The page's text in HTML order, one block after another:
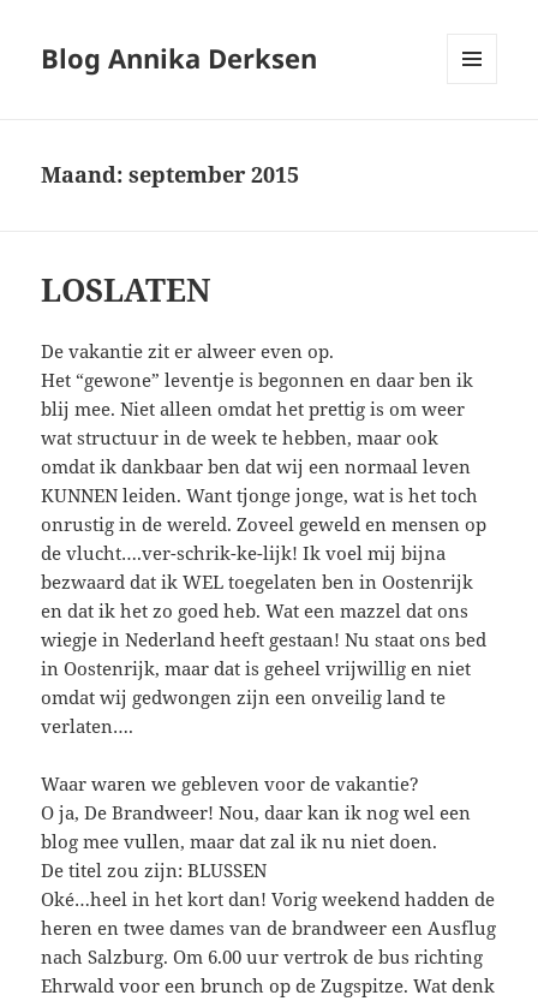
Blog Annika Derksen
Maand:september 2015
LOSLATEN
De vakantie zit er alweer even op.
Het “gewone” leventje is begonnen en daar ben ik
blij mee. Niet alleen omdat het prettig is om weer
wat structuur in de week te hebben, maar ook
omdat ik dankbaar ben dat wij een normaal leven
KUNNEN leiden. Want tjonge jonge, wat is het toch
onrustig in de wereld. Zoveel geweld en mensen op
de vlucht….ver-schrik-ke-lijk! Ik voel mij bijna
bezwaard dat ik WEL toegelaten ben in Oostenrijk
en dat ik het zo goed heb. Wat een mazzel dat ons
wiegje in Nederland heeft gestaan! Nu staat ons bed
in Oostenrijk, maar dat is geheel vrijwillig en niet
omdat wij gedwongen zijn een onveilig land te
verlaten….
Waar waren we gebleven voor de vakantie?
O ja, De Brandweer! Nou, daar kan ik nog wel een
blog mee vullen, maar dat zal ik nu niet doen.
De titel zou zijn: BLUSSEN
Oké…heel in het kort dan! Vorig weekend hadden de
heren en twee dames van de brandweer een Ausflug
nach Salzburg. Om 6.00 uur vertrok de bus richting
Ehrwald voor een brunch op de Zugspitze. Wat denk